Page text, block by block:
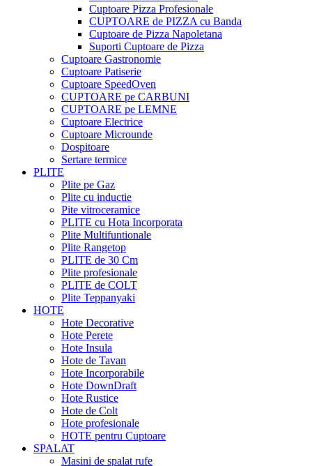
Cuptoare Pizza Profesionale
CUPTOARE de PIZZA cu Banda
Cuptoare de Pizza Napoletana
Suporti Cuptoare de Pizza
Cuptoare Gastronomie
Cuptoare Patiserie
Cuptoare SpeedOven
CUPTOARE pe CARBUNI
CUPTOARE pe LEMNE
Cuptoare Electrice
Cuptoare Microunde
Dospitoare
Sertare termice
PLITE
Plite pe Gaz
Plite cu inductie
Pite vitroceramice
PLITE cu Hota Incorporata
Plite Multifuntionale
Plite Rangetop
PLITE de 30 Cm
Plite profesionale
PLITE de COLT
Plite Teppanyaki
HOTE
Hote Decorative
Hote Perete
Hote Insula
Hote de Tavan
Hote Incorporabile
Hote DownDraft
Hote Rustice
Hote de Colt
Hote profesionale
HOTE pentru Cuptoare
SPALAT
Masini de spalat rufe